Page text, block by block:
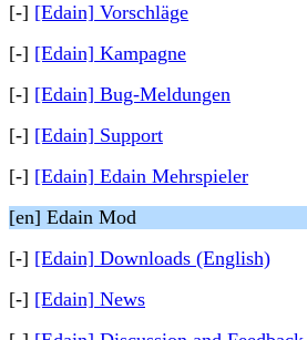
[-] [Edain] Vorschläge
[-] [Edain] Kampagne
[-] [Edain] Bug-Meldungen
[-] [Edain] Support
[-] [Edain] Edain Mehrspieler
[en] Edain Mod
[-] [Edain] Downloads (English)
[-] [Edain] News